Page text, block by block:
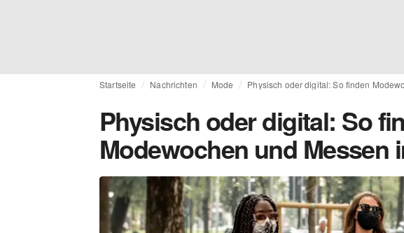
Startseite Nachrichten Mode Physisch oder digital: So finden
Physisch oder digital: So
Modewochen und Messen